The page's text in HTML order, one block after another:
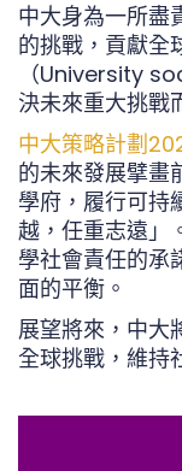
中大身為一所盡
的挑戰，貢獻全
（University
決未來重大挑戰
中大策略計劃
的未來發展擘畫
學府，履行可持
越，任重志遠」
學社會責任的承
面的平衡。
展望將來，中大
全球挑戰，維持